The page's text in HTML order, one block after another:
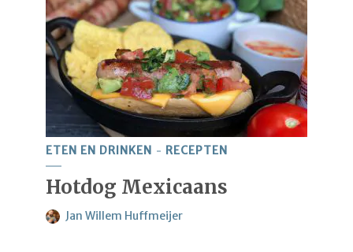
ETEN EN DRINKEN RECEPTEN
Hotdog Mexicaans
Jan Willem Huffmeijer